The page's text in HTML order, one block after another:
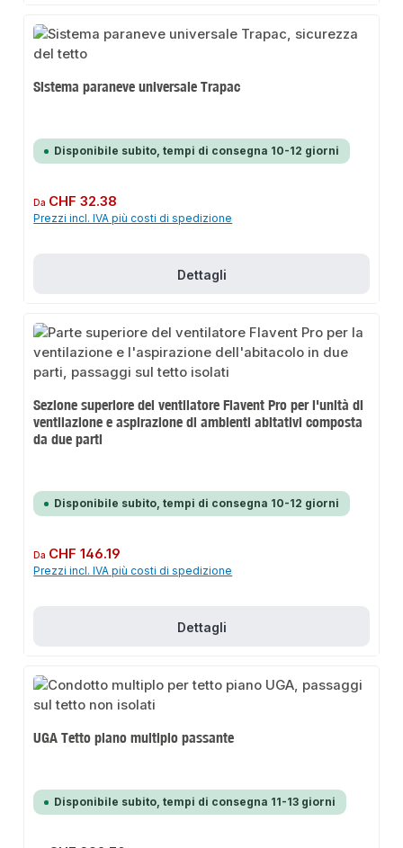
Sistema paraneve universale Trapac
Disponibile subito, tempi di consegna 10-12 giorni
Prezzo normale:
Da CHF 32.38
Prezzi incl. IVA più costi di spedizione
Dettagli
Sezione superiore del ventilatore Flavent Pro per l'unità di
ventilazione e aspirazione di ambienti abitativi composta
da due parti
Disponibile subito, tempi di consegna 10-12 giorni
Prezzo normale:
Da CHF 146.19
Prezzi incl. IVA più costi di spedizione
Dettagli
UGA Tetto piano multiplo passante
Disponibile subito, tempi di consegna 11-13 giorni